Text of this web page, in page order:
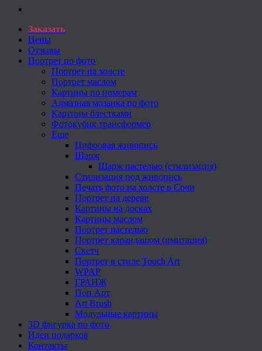
Заказать
Цены
Отзывы
Портрет по фото
Портрет на холсте
Портрет маслом
Картины по номерам
Алмазная мозаика по фото
Картины блестками
Фотокубик трансформер
Еще
Цифровая живопись
Шарж
Шарж пастелью (стилизация)
Стилизация под живопись
Печать фото на холсте в Сочи
Портрет на дереве
Картины на досках
Картины маслом
Портрет пастелью
Портрет карандашом (имитация)
Скетч
Портрет в стиле Touch Art
WPAP
ГРАНЖ
Поп Арт
Art Brush
Модульные картины
3D фигурка по фото
Идеи подарков
Контакты